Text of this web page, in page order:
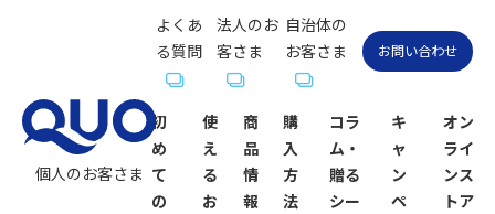
個人のお客さま
初
め
て
の
使
え
る
お
商
品
情
報
購
入
方
法
コラ
ム・
贈る
シー
キ
ャ
ン
ペ
オン
ライ
ンス
トア
よくあ
る質問
法人のお
客さま
自治体の
お客さま
お問い合わせ